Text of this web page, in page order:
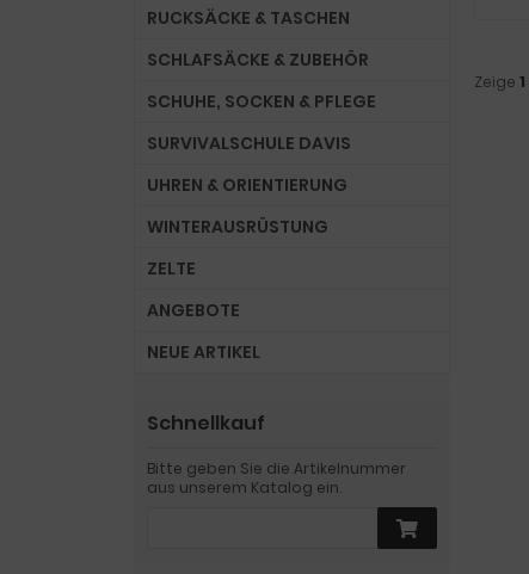
Zeige 1
RUCKSÄCKE & TASCHEN
SCHLAFSÄCKE & ZUBEHÖR
SCHUHE, SOCKEN & PFLEGE
SURVIVALSCHULE DAVIS
UHREN & ORIENTIERUNG
WINTERAUSRÜSTUNG
ZELTE
ANGEBOTE
NEUE ARTIKEL
Schnellkauf
Bitte geben Sie die Artikelnummer
aus unserem Katalog ein.